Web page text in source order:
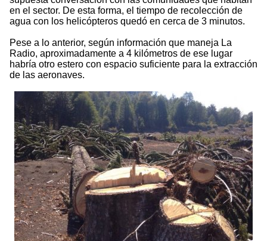
en el sector. De esta forma, el tiempo de recolección de
agua con los helicópteros quedó en cerca de 3 minutos.
Pese a lo anterior, según información que maneja La
Radio, aproximadamente a 4 kilómetros de ese lugar
habría otro estero con espacio suficiente para la extracción
de las aeronaves.